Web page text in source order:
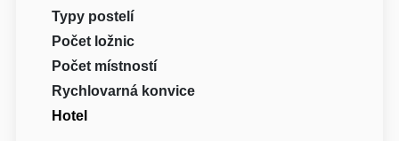
Typy postelí
Počet ložnic
Počet místností
Rychlovarná konvice
Hotel